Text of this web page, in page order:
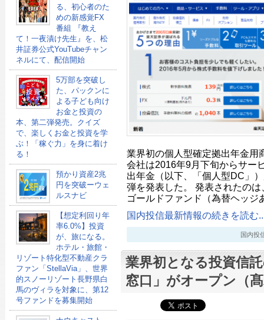
る、初心者のた
めの新感覚FX
番組 『教え
て！一夜漬け先生』を、松
井証券公式YouTubeチャン
ネルにて、配信開始
5万部を突破し
た、パックンに
よる子ども向け
お金と投資の
本、第二弾発売。クイズ
で、楽しくお金と投資を学
ぶ！「稼ぐ力」を身に着け
る！
預かり資産2兆
円を突破ーウェ
ルスナビ
【想定利回り年
率6.0%】投資
が、旅になる。
ホテル・旅館・
リゾート特化型不動産クラ
ファン「StellaVia」、世界
的スノーリゾート長野県白
馬のヴィラを対象に、第12
号ファンドを募集開始
業界初の個人型確定拠出年金用
会社は2016年9月下旬からサー
出年金（以下、「個人型DC」
弾を発表した。 発表されたの
ゴールドファンド（為替ヘッ
国内投信最新情報の続きを読む
国内投
業界初となる投資信
窓口」がオープン（